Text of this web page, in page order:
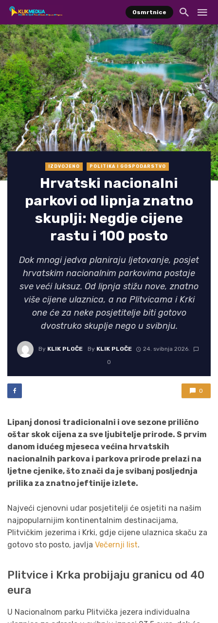
Osmrtnice
IZDVOJENO POLITIKA I GOSPODARSTVO
Hrvatski nacionalni
parkovi od lipnja znatno
skuplji: Negdje cijene
rastu i 100 posto
Dok mnogi jedva planiraju ljetovanje, posjet
hrvatskim nacionalnim parkovima postaje
sve veći luksuz. Od lipnja stižu nove, znatno
više cijene ulaznica, a na Plitvicama i Krki
one će za neke posjetitelje biti gotovo
dvostruko skuplje nego u svibnju.
By KLIK PLOČE By KLIK PLOČE
24. svibnja 2026.
0
0
Lipanj donosi tradicionalni i ove sezone prilično
oštar skok cijena za sve ljubitelje prirode. S prvim
danom idućeg mjeseca većina hrvatskih
nacionalnih parkova i parkova prirode prelazi na
ljetne cjenike, što znači da je svibanj posljednja
prilika za znatno jeftinije izlete.
Najveći cjenovni udar posjetitelji će osjetiti na našim
najpopularnijim kontinentalnim destinacijama,
Plitvičkim jezerima i Krki, gdje cijene ulaznica skaču za
gotovo sto posto, javlja Večernji list.
Plitvice i Krka probijaju granicu od 40
eura
U Nacionalnom parku Plitvička jezera individualna